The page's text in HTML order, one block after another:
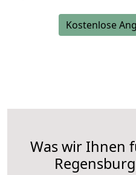
Kostenlose
Was wir Ihnen